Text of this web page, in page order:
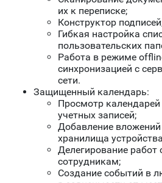
их к переписке;
Конструктор
Гибкая настройка
пользовательских
Работа в режиме
синхронизацией с
сети.
Защищенный календарь:
Просмотр
учетных записей;
Добавление
хранилища
Делегирование
сотрудникам;
Создание событий в